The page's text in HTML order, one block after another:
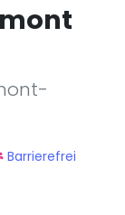
Barrierefrei